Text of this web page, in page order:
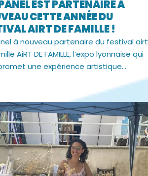
EST PARTENAIRE À
CETTE ANNÉE DU
AIRT DE FAMILLE !
à nouveau partenaire du festival airt
AiRT DE FAMILLE, l’expo lyonnaise qui
une expérience artistique...